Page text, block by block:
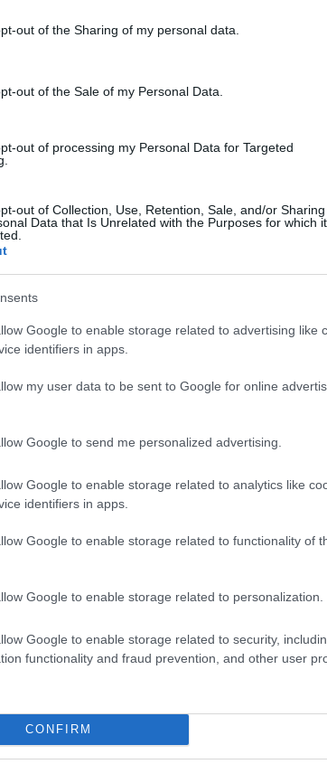
out of the Sharing of my personal data.
out of the Sale of my Personal Data.
out of processing my Personal Data for Targeted
out of Collection, Use, Retention, Sale, and/or Sharing
Data that Is Unrelated with the Purposes for which it
Google to enable storage related to advertising like
identifiers in apps.
my user data to be sent to Google for online
Google to send me personalized advertising.
Google to enable storage related to analytics like
identifiers in apps.
Google to enable storage related to functionality of
Google to enable storage related to personalization.
Google to enable storage related to security,
functionality and fraud prevention, and other user
CONFIRM